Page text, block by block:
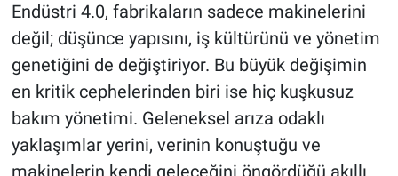
Endüstri 4.0, fabrikaların sadece makinelerini
değil; düşünce yapısını, iş kültürünü ve yönetim
genetiğini de değiştiriyor. Bu büyük değişimin
en kritik cephelerinden biri ise hiç kuşkusuz
bakım yönetimi. Geleneksel arıza odaklı
yaklaşımlar yerini, verinin konuştuğu ve